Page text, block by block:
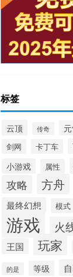
标签
云顶 传奇
剑网 卡丁车
小游戏 属性
攻略 方舟
最终幻想 模式
游戏 火
王国 玩家
的是 等级